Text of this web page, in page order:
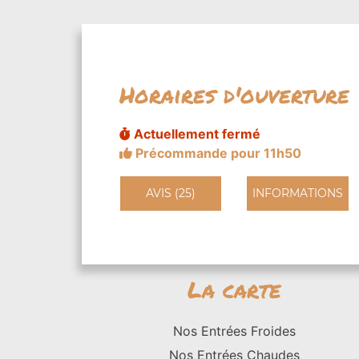
Horaires d'ouverture
Actuellement fermé
Précommande pour 11h50
AVIS (25) INFORMATIONS
La carte
Nos Entrées Froides
Nos Entrées Chaudes